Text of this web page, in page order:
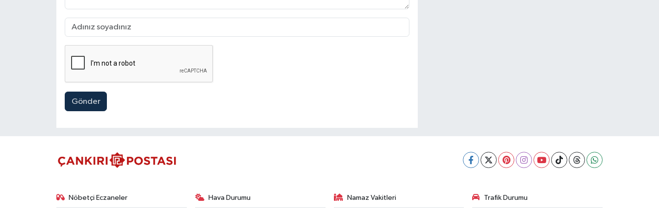
Gönder
Nöbetçi Eczaneler Hava Durumu Namaz Vakitleri Trafik Durumu